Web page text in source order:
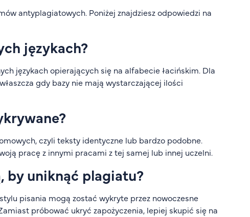
antyplagiatowych. Poniżej znajdziesz odpowiedzi na
językach?
językach opierających się na alfabecie łacińskim. Dla
gdy bazy nie mają wystarczającej ilości
czyli teksty identyczne lub bardzo podobne.
pracę z innymi pracami z tej samej lub innej uczelni.
by uniknąć plagiatu?
pisania mogą zostać wykryte przez nowoczesne
próbować ukryć zapożyczenia, lepiej skupić się na